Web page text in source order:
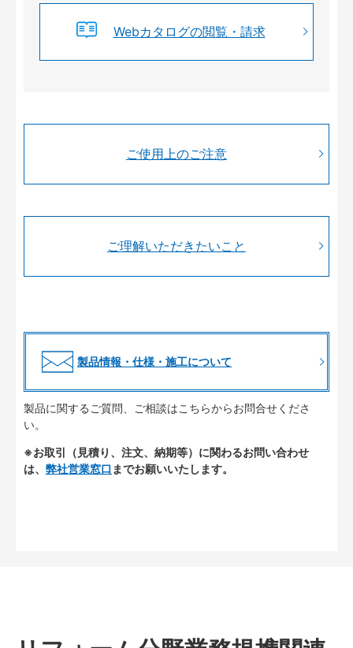
Webカタログの閲覧・請求
ご使用上のご注意
ご理解いただきたいこと
製品情報・仕様・施工について
製品に関するご質問、ご相談はこちらからお問合せくださ
い。
※お取引（見積り、注文、納期等）に関わるお問い合わせ
は、 弊社営業窓口 までお願いいたします。